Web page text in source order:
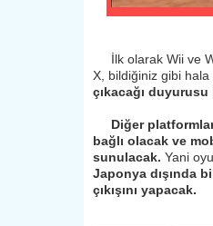
İlk olarak Wii ve
X, bildiğiniz gibi hala
çıkacağı
Diğer
bağlı olacak ve
sunulacak. Yani
Japonya dışında
çıkışını yapacak.